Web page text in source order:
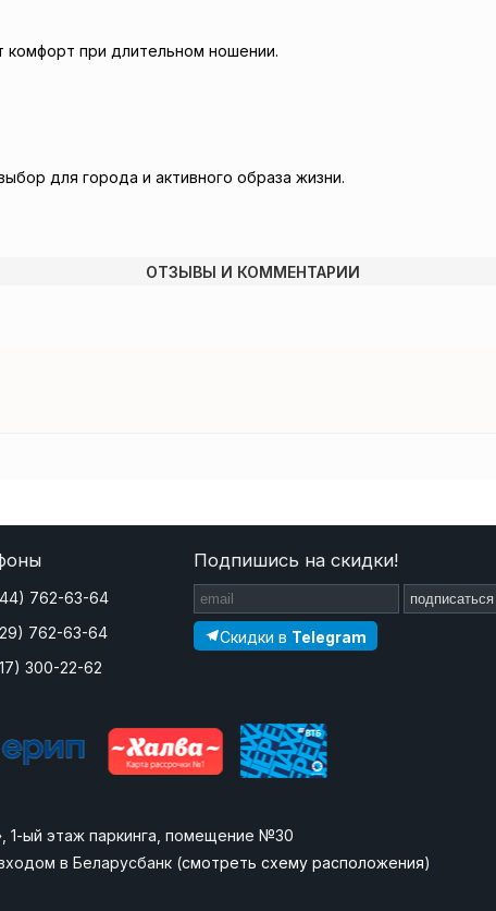
при длительном ношении.
для города и активного образа жизни.
ОТЗЫВЫ И КОММЕНТАРИИ
762-63-64
762-63-64
300-22-62
Подпишись на скидки!
подписаться
Скидки в Telegram
1-ый этаж паркинга, помещение №30
в Беларусбанк (смотреть схему расположения)